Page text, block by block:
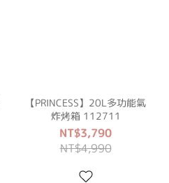
【PRINCESS】20L多功能氣
炸烤箱 112711
NT$3,790
NT$4,990